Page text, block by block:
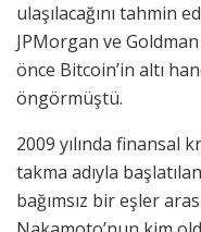
ulaşılacağını tahmin
JPMorgan ve
önce Bitcoin’in altı
öngörmüştü.
2009 yılında finansal
takma adıyla
bağımsız bir eşler